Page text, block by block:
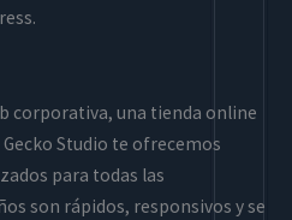
corporativa, una tienda online
Studio te ofrecemos
para todas las
son rápidos, responsivos y se